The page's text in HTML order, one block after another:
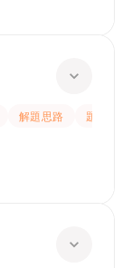
解題思路
題目講解